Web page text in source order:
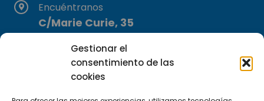
Gestionar el
consentimiento de las
cookies
Encuéntranos
C/Marie Curie, 35